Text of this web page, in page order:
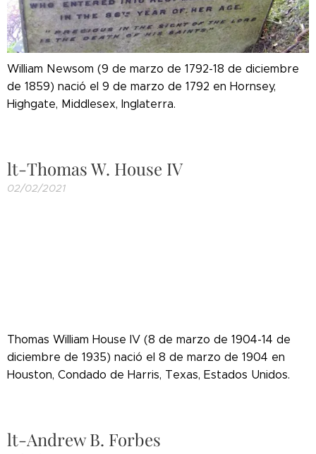
William Newsom (9 de marzo de 1792-18 de diciembre
de 1859) nació el 9 de marzo de 1792 en Hornsey,
Highgate, Middlesex, Inglaterra.
lt-Thomas W. House IV
02/02/2021
Thomas William House IV (8 de marzo de 1904-14 de
diciembre de 1935) nació el 8 de marzo de 1904 en
Houston, Condado de Harris, Texas, Estados Unidos.
lt-Andrew B. Forbes